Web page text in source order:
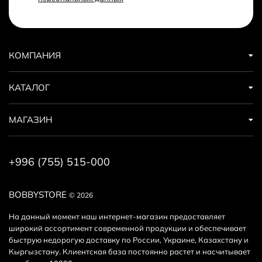
Размер динамика
высокочастотный твитер
Максимальная / Пиковая мощность
Источники воспроизведения
Световые эффекты
освещение Symphony LED lights
Панель управления и звуковые эффекты:
Кнопка переключения режимов и световых
эффектов (Mode / Light effect)
Кнопки управления треками и громкостью (Вперед
/ Назад / Громкость +/-)
BOBBYSTORE © 2026
На данный момент наш интернет-магазин предоставляет
широкий ассортимент современной продукции и обеспечивает
быструю недорогую доставку по России, Украине, Казахстану и
Кыргызстану. Клиентская база постоянно растет и насчитывает
КОМПАНИЯ
КАТАЛОГ
МАГАЗИН
+996 (755) 515-000